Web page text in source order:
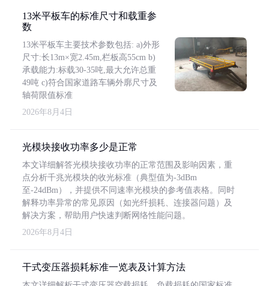
13米平板车的标准尺寸和载重参
数
13米平板车主要技术参数包括: a)外形
尺寸:长13m×宽2.45m,栏板高55cm b)
承载能力:标载30-35吨,最大允许总重
49吨 c)符合国家道路车辆外廓尺寸及
轴荷限值标准
2026年8月4日
光模块接收功率多少是正常
本文详细解答光模块接收功率的正常范围及影响因素，重
点分析千兆光模块的收光标准（典型值为-3dBm
至-24dBm），并提供不同速率光模块的参考值表格。同时
解释功率异常的常见原因（如光纤损耗、连接器问题）及
解决方案，帮助用户快速判断网络性能问题。
2026年8月4日
干式变压器损耗标准一览表及计算方法